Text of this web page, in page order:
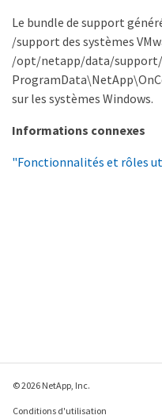
Le bundle de support
/support des systèmes
/opt/netapp/data/support/
sur les systèmes Windows.
Informations connexes
"Fonctionnalités et rôles
© 2026 NetApp, Inc.
Conditions d'utilisation